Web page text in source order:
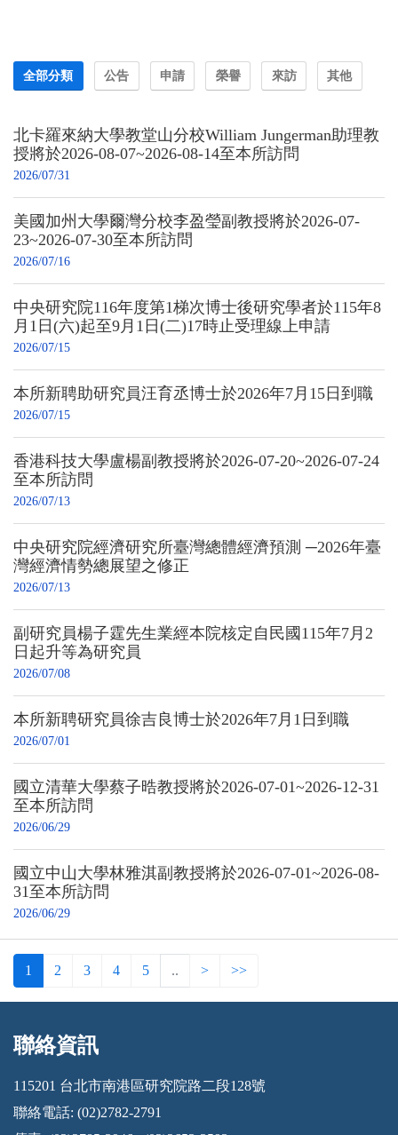
全部分類 公告 申請 榮譽 來訪 其他
北卡羅來納大學教堂山分校William Jungerman助理教
授將於2026-08-07~2026-08-14至本所訪問
2026/07/31
美國加州大學爾灣分校李盈瑩副教授將於2026-07-
23~2026-07-30至本所訪問
2026/07/16
中央研究院116年度第1梯次博士後研究學者於115年8
月1日(六)起至9月1日(二)17時止受理線上申請
2026/07/15
本所新聘助研究員汪育丞博士於2026年7月15日到職
2026/07/15
香港科技大學盧楊副教授將於2026-07-20~2026-07-24
至本所訪問
2026/07/13
中央研究院經濟研究所臺灣總體經濟預測 ─2026年臺
灣經濟情勢總展望之修正
2026/07/13
副研究員楊子霆先生業經本院核定自民國115年7月2
日起升等為研究員
2026/07/08
本所新聘研究員徐吉良博士於2026年7月1日到職
2026/07/01
國立清華大學蔡子晧教授將於2026-07-01~2026-12-31
至本所訪問
2026/06/29
國立中⼭⼤學林雅淇副教授將於2026-07-01~2026-08-
31至本所訪問
2026/06/29
1 2 3 4 5 .. > >>
:::
聯絡資訊
115201 台北市南港區研究院路二段128號
聯絡電話: (02)2782-2791